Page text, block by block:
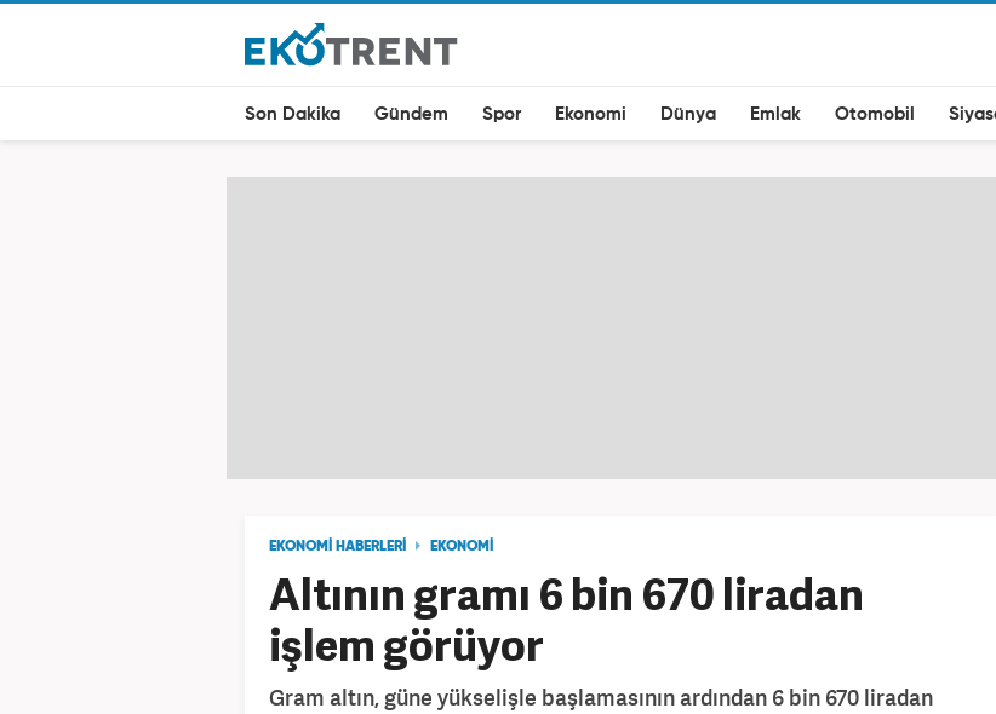
Son Dakika Gündem Spor Ekonomi Dünya Emlak Otomobil
EKONOMİ HABERLERİ EKONOMİ
Altının gramı 6 bin 670 liradan
işlem görüyor
Gram altın, güne yükselişle başlamasının ardından 6 bin 670 liradan